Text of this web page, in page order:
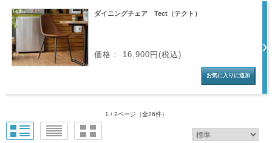
ダイニングチェア Tect（テクト）
価格： 16,900円(税込)
1 / 2ページ （全26件）